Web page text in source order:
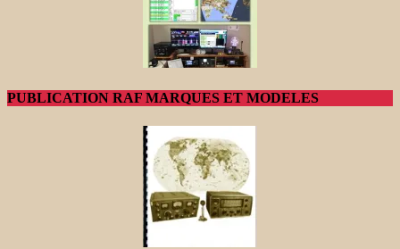
PUBLICATION RAF MARQUES ET MODELES